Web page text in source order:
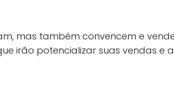
mas também convencem e
irão potencializar suas vendas e